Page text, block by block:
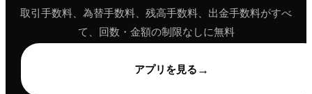
取引手数料、為替手数料、残高手数料、出金手数料がすべ
て、回数・金額の制限なしに無料
アプリを見る →